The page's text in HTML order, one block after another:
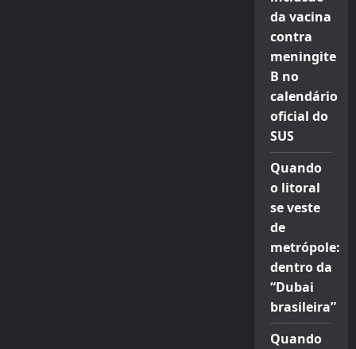
da vacina
contra
meningite
B no
calendário
oficial do
SUS
Quando
o litoral
se veste
de
metrópole:
dentro da
“Dubai
brasileira”
Quando